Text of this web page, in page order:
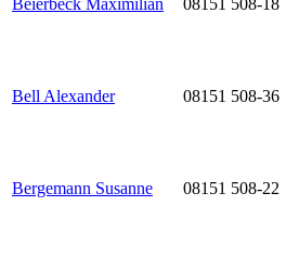
Beierbeck Maximilian 08151 508-18
Bell Alexander 08151 508-36
Bergemann Susanne 08151 508-22